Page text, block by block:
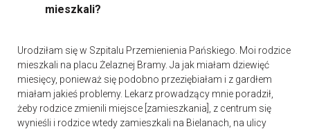
mieszkali?
Urodziłam się w Szpitalu Przemienienia Pańskiego. Moi rodzice
mieszkali na placu Żelaznej Bramy. Ja jak miałam dziewięć
miesięcy, ponieważ się podobno przeziębiałam i z gardłem
miałam jakieś problemy. Lekarz prowadzący mnie poradził,
żeby rodzice zmienili miejsce [zamieszkania], z centrum się
wynieśli i rodzice wtedy zamieszkali na Bielanach, na ulicy